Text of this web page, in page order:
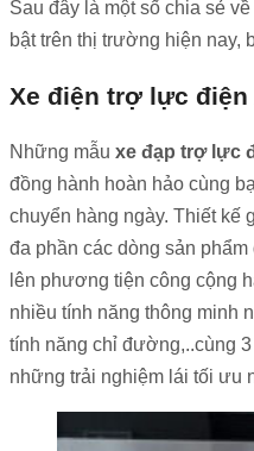
Sau đây là một số chia sẻ
bật trên thị trường hiện nay,
Xe điện trợ lực điện
Những mẫu xe đạp trợ lực
đồng hành hoàn hảo cùng
chuyển hàng ngày. Thiết kế
đa phần các dòng sản
lên phương tiện công cộng
nhiều tính năng thông minh
tính năng chỉ đường,..cùng
những trải nghiệm lái tối ưu